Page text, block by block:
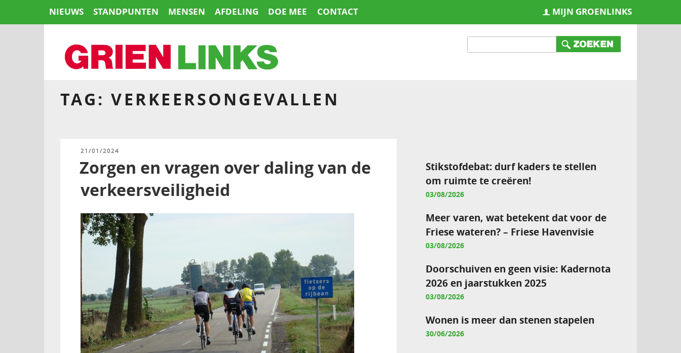
NIEUWS STANDPUNTEN MENSEN AFDELING DOE MEE CONTACT MIJN GROENLINKS
HOME
TAG:VERKEERSONGEVALLEN
GEPLAATST
21/01/2024
Zorgen en vragen over daling van de
verkeersveiligheid
Stikstofdebat: durf kaders te stellen
om ruimte te creëren!
03/08/2026
Meer varen, wat betekent dat voor de
Friese wateren? – Friese Havenvisie
03/08/2026
Doorschuiven en geen visie: Kadernota
2026 en jaarstukken 2025
03/08/2026
Wonen is meer dan stenen stapelen
30/06/2026